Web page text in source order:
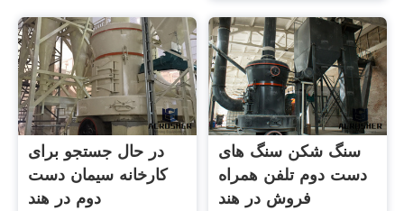
در حال جستجو برای
کارخانه سیمان دست
دوم در هند
سنگ شکن سنگ های
دست دوم تلفن همراه
فروش در هند